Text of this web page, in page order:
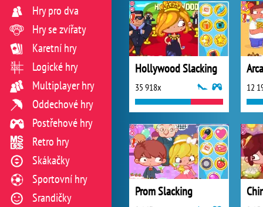
Hollywood Slacking
35 918x 12
Prom Slacking
Hry pro dva
Hry se zvířaty
Karetní hry
Logické hry
Multiplayer hry
Oddechové hry
Postřehové hry
Retro hry
Skákačky
Sportovní hry
Srandičky